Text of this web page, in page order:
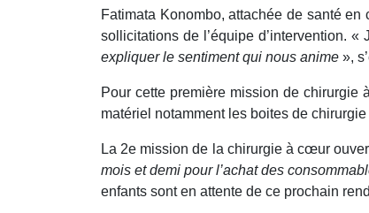
Fatimata Konombo, attachée de santé
sollicitations de l’équipe d’intervention. « J
expliquer le sentiment qui nous anime »,
Pour cette première mission de chirurgie
matériel notamment les boites de
La 2e mission de la chirurgie à cœur
mois et demi pour l’achat des
enfants sont en attente de ce prochain